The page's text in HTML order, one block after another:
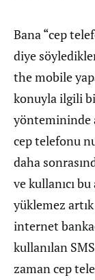
Bana “cep
diye
the mobile
konuyla ilgili
yöntemininde
cep telefonu
daha
ve kullanıcı
yüklemez
internet
kullanılan
zaman cep